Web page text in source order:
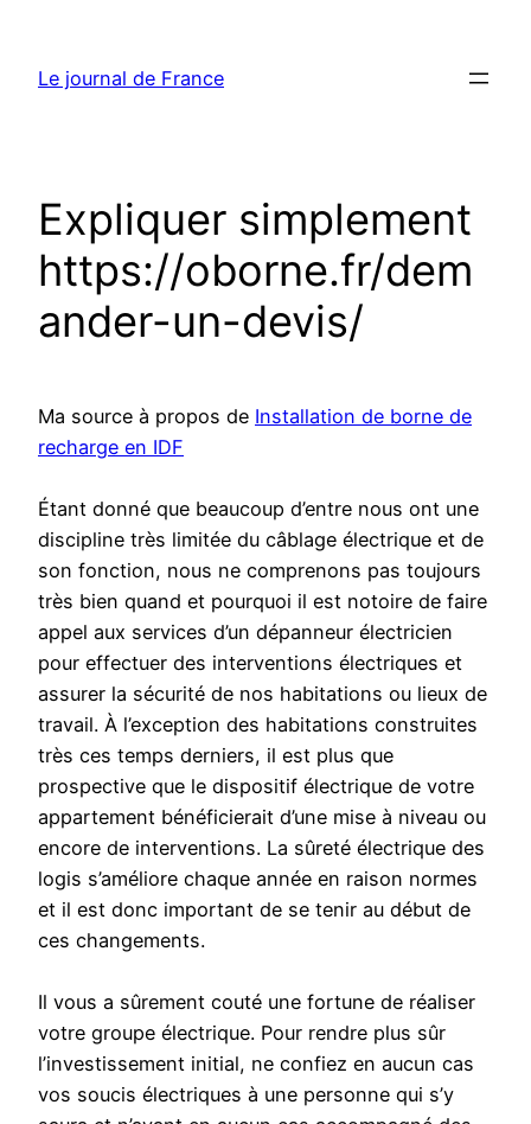
contenu
Le journal de France
Expliquer simplement
https://oborne.fr/dem
ander-un-devis/
Ma source à propos de Installation de borne de
recharge en IDF
Étant donné que beaucoup d’entre nous ont une
discipline très limitée du câblage électrique et de
son fonction, nous ne comprenons pas toujours
très bien quand et pourquoi il est notoire de faire
appel aux services d’un dépanneur électricien
pour effectuer des interventions électriques et
assurer la sécurité de nos habitations ou lieux de
travail. À l’exception des habitations construites
très ces temps derniers, il est plus que
prospective que le dispositif électrique de votre
appartement bénéficierait d’une mise à niveau ou
encore de interventions. La sûreté électrique des
logis s’améliore chaque année en raison normes
et il est donc important de se tenir au début de
ces changements.
Il vous a sûrement couté une fortune de réaliser
votre groupe électrique. Pour rendre plus sûr
l’investissement initial, ne confiez en aucun cas
vos soucis électriques à une personne qui s’y